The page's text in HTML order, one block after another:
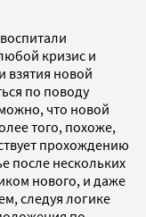
кризис и
взятия новой
по поводу
что новой
того, похоже,
прохождению
после нескольких
нового, и даже
следуя логике